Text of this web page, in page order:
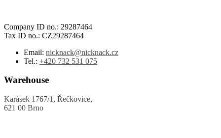
Company ID no.: 29287464
Tax ID no.: CZ29287464
Email: nicknack@nicknack.cz
Tel.: +420 732 531 075
Warehouse
Karásek 1767/1, Řečkovice,
621 00 Brno